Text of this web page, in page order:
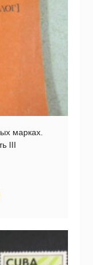
марках.
III